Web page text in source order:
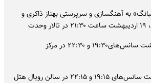
به آهنگسازی و سرپرستی بهناز ذاکری و
گروه «هفت» ۱۹ اردیبهشت سانس‌های۱۹:۳۰ و ۲۲:۳۰ در مرکز
مجید رضوی ۱۹ اردیبهشت سانس‌های ۱۹:۱۵ و ۲۲:۱۵ در سالن رویال هتل